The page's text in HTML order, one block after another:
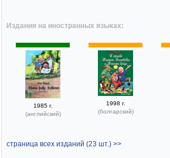
Издания на иностранных языках:
1985 г.
(английский)
1998 г.
(болгарский)
страница всех изданий (23 шт.) >>